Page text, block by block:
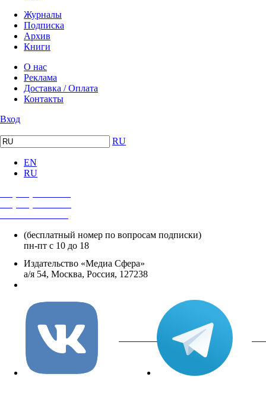
Журналы
Подписка
Архив
Книги
О нас
Реклама
Доставка / Оплата
Контакты
Вход
RU
EN
RU
(бесплатный номер по вопросам подписки)
пн-пт с 10 до 18
Издательство «Медиа Сфера»
а/я 54, Москва, Россия, 127238
вКонтакте